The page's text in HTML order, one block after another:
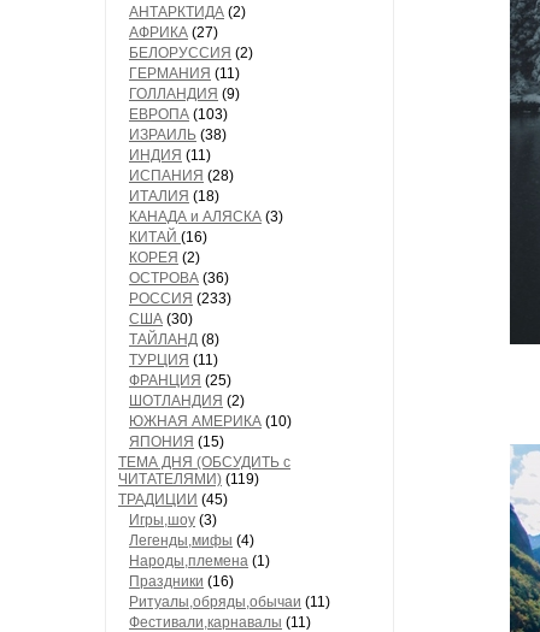
АНТАРКТИДА (2)
АФРИКА (27)
БЕЛОРУССИЯ (2)
ГЕРМАНИЯ (11)
ГОЛЛАНДИЯ (9)
ЕВРОПА (103)
ИЗРАИЛЬ (38)
ИНДИЯ (11)
ИСПАНИЯ (28)
ИТАЛИЯ (18)
КАНАДА и АЛЯСКА (3)
КИТАЙ (16)
КОРЕЯ (2)
ОСТРОВА (36)
РОССИЯ (233)
США (30)
ТАЙЛАНД (8)
ТУРЦИЯ (11)
ФРАНЦИЯ (25)
ШОТЛАНДИЯ (2)
ЮЖНАЯ АМЕРИКА (10)
ЯПОНИЯ (15)
ТЕМА ДНЯ (ОБСУДИТЬ с
ЧИТАТЕЛЯМИ) (119)
ТРАДИЦИИ (45)
Игры,шоу (3)
Легенды,мифы (4)
Народы,племена (1)
Праздники (16)
Ритуалы,обряды,обычаи (11)
Фестивали,карнавалы (11)